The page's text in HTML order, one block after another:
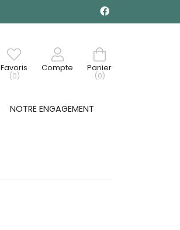
Favoris
(0)
Compte
Panier
(0)
NOTRE ENGAGEMENT